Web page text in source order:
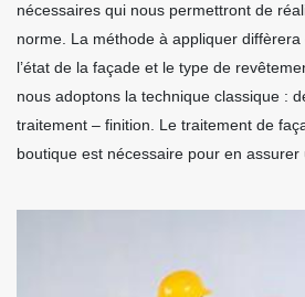
nécessaires qui nous permettront de
norme. La méthode à appliquer
l’état de la façade et le type de
nous adoptons la technique classique :
traitement – finition. Le traitement de
boutique est nécessaire pour en assurer